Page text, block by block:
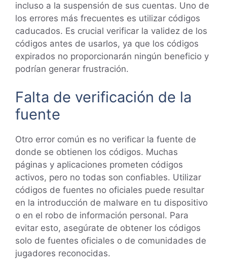
incluso a la suspensión de sus cuentas. Uno de
los errores más frecuentes es utilizar códigos
caducados. Es crucial verificar la validez de los
códigos antes de usarlos, ya que los códigos
expirados no proporcionarán ningún beneficio y
podrían generar frustración.
Falta de verificación de la
fuente
Otro error común es no verificar la fuente de
donde se obtienen los códigos. Muchas
páginas y aplicaciones prometen códigos
activos, pero no todas son confiables. Utilizar
códigos de fuentes no oficiales puede resultar
en la introducción de malware en tu dispositivo
o en el robo de información personal. Para
evitar esto, asegúrate de obtener los códigos
solo de fuentes oficiales o de comunidades de
jugadores reconocidas.